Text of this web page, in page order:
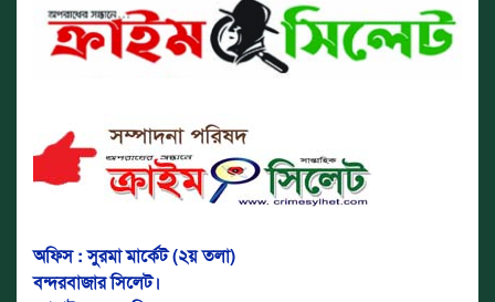
অফিস : সুরমা মার্কেট (২য় তলা)
বন্দরবাজার সিলেট।